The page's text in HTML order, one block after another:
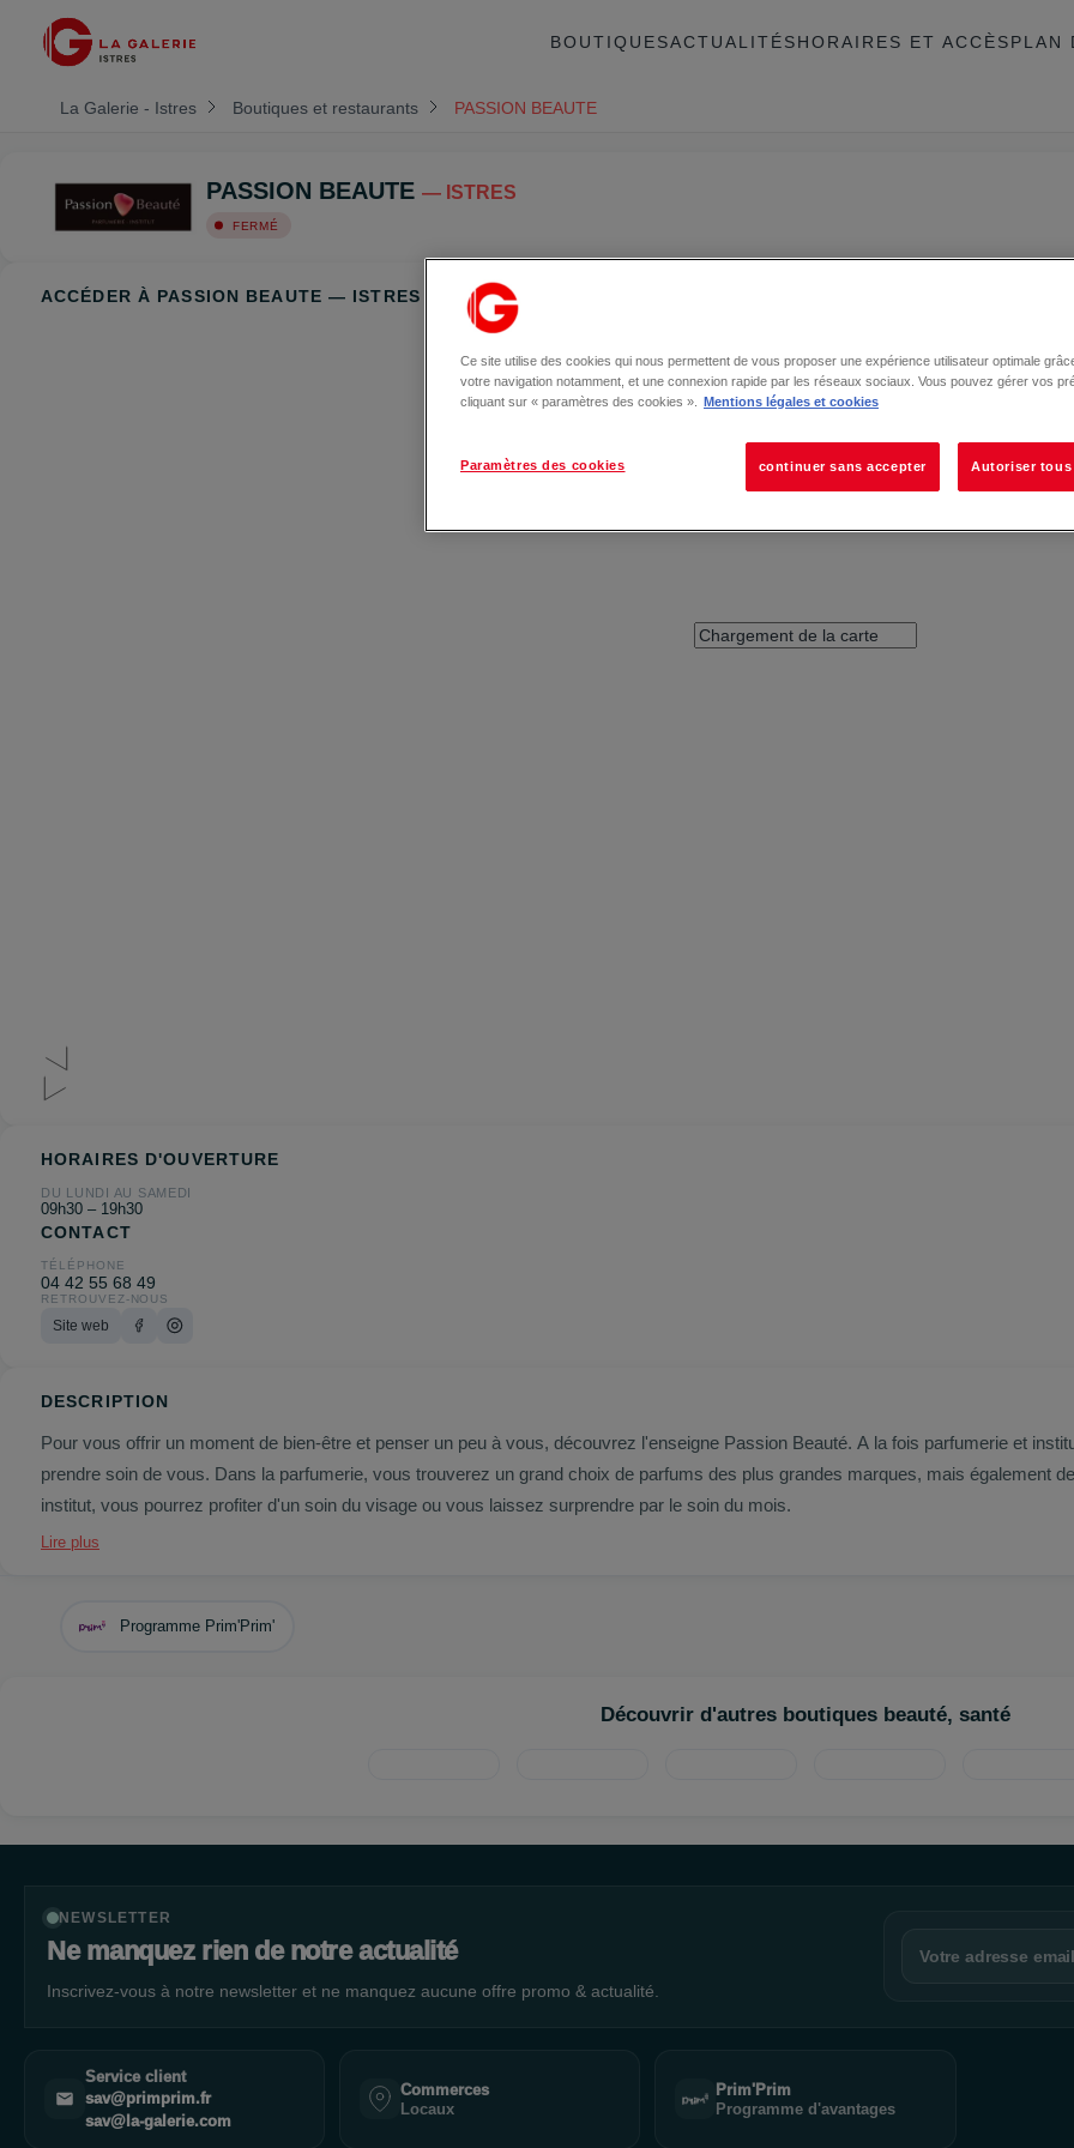
BOUTIQUESACTUALITÉSHORAIRES ET ACCÈSPLAN
La Galerie - Istres Boutiques et restaurants PASSION BEAUTE
PASSION BEAUTE — ISTRES
FERMÉ
ACCÉDER À PASSION BEAUTE — ISTRES
HORAIRES D'OUVERTURE
DU LUNDI AU SAMEDI
09h30 – 19h30
CONTACT
TÉLÉPHONE
04 42 55 68 49
RETROUVEZ-NOUS
Site web
DESCRIPTION
Pour vous offrir un moment de bien-être et penser un peu à vous, découvrez l'enseigne Passion Beauté. A la fois parfumerie et
prendre soin de vous. Dans la parfumerie, vous trouverez un grand choix de parfums des plus grandes marques, mais également
institut, vous pourrez profiter d'un soin du visage ou vous laissez surprendre par le soin du mois.
Lire plus
Programme Prim'Prim'
Découvrir d'autres boutiques beauté, santé
NEWSLETTER
Ne manquez rien de notre actualité
Inscrivez-vous à notre newsletter et ne manquez aucune offre promo & actualité.
Service client
sav@primprim.fr
sav@la-galerie.com
Commerces
Locaux
Prim'Prim
Programme d'avantages
Ce site utilise des cookies qui nous permettent de vous proposer une expérience utilisateur optimale
votre navigation notamment, et une connexion rapide par les réseaux sociaux. Vous pouvez gérer vos
cliquant sur « paramètres des cookies ».
Mentions légales et cookies
Paramètres des cookies continuer sans accepter Autoriser